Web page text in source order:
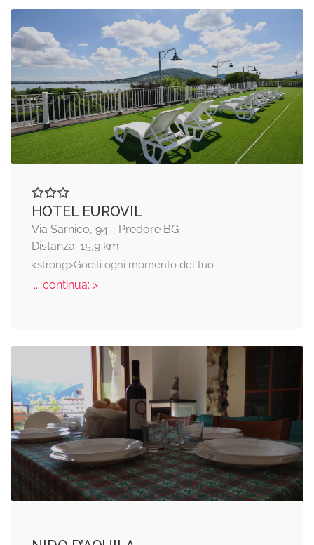
HOTEL EUROVIL
Via Sarnico, 94 - Predore BG
Distanza: 15,9 km
<strong>Goditi ogni momento del tuo
... continua: >